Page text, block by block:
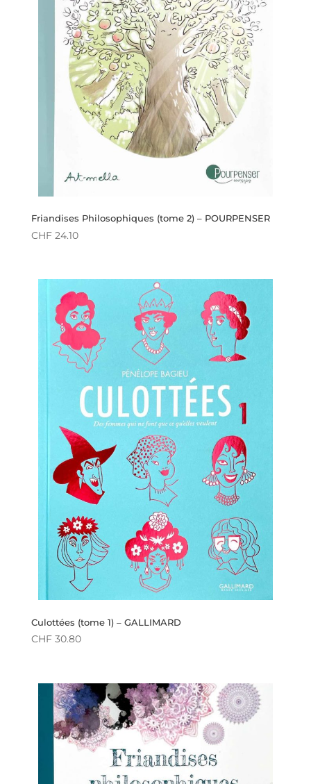
Friandises Philosophiques (tome 2) – POURPENSER
CHF24.10
Culottées (tome 1) – GALLIMARD
CHF30.80